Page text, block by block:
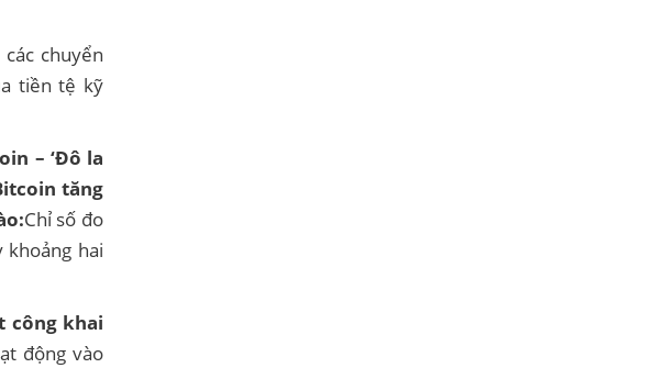
chuyển
tiền tệ kỹ
– ‘Đô la
tăng
Chỉ số đo
khoảng hai
công khai
động vào